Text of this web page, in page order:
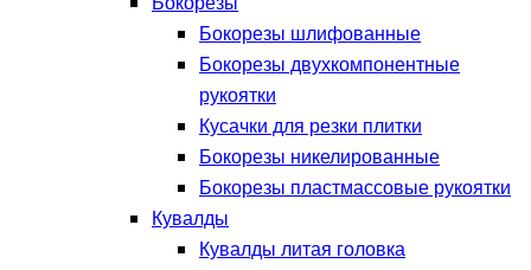
Бокорезы шлифованные
Бокорезы двухкомпонентные
рукоятки
Кусачки для резки плитки
Бокорезы никелированные
Бокорезы пластмассовые рукоятки
Кувалды
Кувалды литая головка